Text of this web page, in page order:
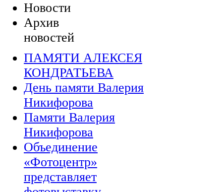
Новости
Архив
новостей
ПАМЯТИ АЛЕКСЕЯ
КОНДРАТЬЕВА
День памяти Валерия
Никифорова
Памяти Валерия
Никифорова
Объединение
«Фотоцентр»
представляет